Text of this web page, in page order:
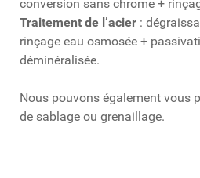
conversion sans chrome +
Traitement de l’acier :
rinçage eau osmosée +
déminéralisée.
Nous pouvons également vous
de sablage ou grenaillage.